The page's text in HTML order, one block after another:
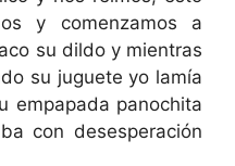
y comenzamos a
su dildo y mientras
su juguete yo lamía
empapada panochita
con desesperación